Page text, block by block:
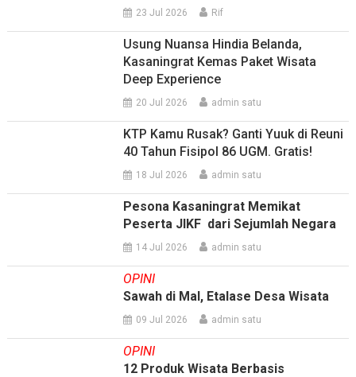
23 Jul 2026 Rif
Usung Nuansa Hindia Belanda,
Kasaningrat Kemas Paket Wisata
Deep Experience
20 Jul 2026 admin satu
KTP Kamu Rusak? Ganti Yuuk di Reuni
40 Tahun Fisipol 86 UGM. Gratis!
18 Jul 2026 admin satu
Pesona Kasaningrat Memikat
Peserta JIKF dari Sejumlah Negara
14 Jul 2026 admin satu
OPINI
Sawah di Mal, Etalase Desa Wisata
09 Jul 2026 admin satu
OPINI
12 Produk Wisata Berbasis